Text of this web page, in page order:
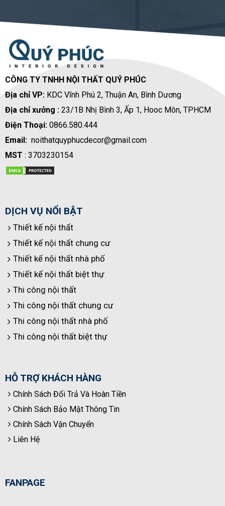
CÔNG TY TNHH NỘI THẤT QUÝ PHÚC
Địa chỉ VP: KDC Vĩnh Phú 2, Thuận An, Bình Dương
Địa chỉ xưởng :23/1B Nhị Bình 3, Ấp 1, Hooc Môn, TPHCM
Điện Thoại:0866.580.444
Email:noithatquyphucdecor@gmail.com
MST : 3703230154
DỊCH VỤ NỔI BẬT
Thiết kế nội thất
Thiết kế nội thất chung cư
Thiết kế nội thất nhà phố
Thiết kế nội thất biệt thự
Thi công nội thất
Thi công nội thất chung cư
Thi công nội thất nhà phố
Thi công nội thất biệt thự
HỖ TRỢ KHÁCH HÀNG
Chính Sách Đổi Trả Và Hoàn Tiền
Chính Sách Bảo Mật Thông Tin
Chính Sách Vận Chuyển
Liên Hệ
FANPAGE